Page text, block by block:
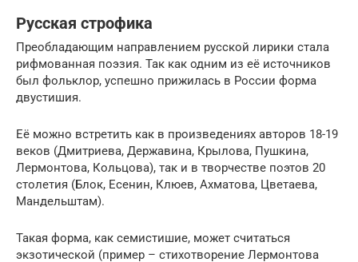
Русская строфика
Преобладающим направлением русской лирики стала
рифмованная поэзия. Так как одним из её источников
был фольклор, успешно прижилась в России форма
двустишия.
Её можно встретить как в произведениях авторов 18-19
веков (Дмитриева, Державина, Крылова, Пушкина,
Лермонтова, Кольцова), так и в творчестве поэтов 20
столетия (Блок, Есенин, Клюев, Ахматова, Цветаева,
Мандельштам).
Такая форма, как семистишие, может считаться
экзотической (пример – стихотворение Лермонтова